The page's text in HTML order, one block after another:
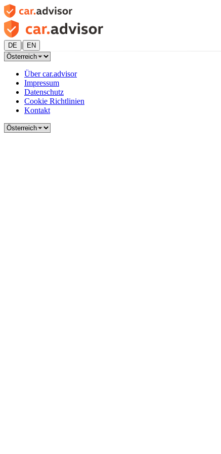
DE | EN
Über car.advisor
Impressum
Datenschutz
Cookie Richtlinien
Kontakt